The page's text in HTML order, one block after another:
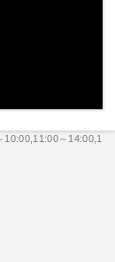
10:00,11:00～14:00,1